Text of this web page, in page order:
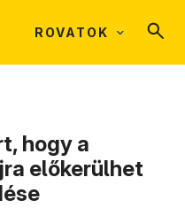
ROVATOK
hogy a
előkerülhet